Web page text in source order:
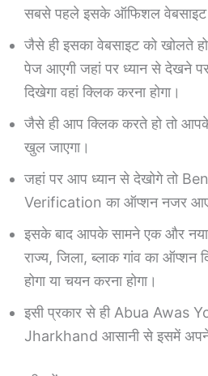
सबसे पहले इसके ऑफिशल वेबसाइट में
जैसे ही इसका वेबसाइट को खोलते
पेज आएगी जहां पर ध्यान से देखने
दिखेगा वहां क्लिक करना होगा।
जैसे ही आप क्लिक करते हो तो
खुल जाएगा।
जहां पर आप ध्यान से देखोगे तो
Verification का ऑप्शन नजर
इसके बाद आपके सामने एक और
राज्य, जिला, ब्लाक गांव का ऑप्शन
होगा या चयन करना होगा।
इसी प्रकार से ही Abua Awas
Jharkhand आसानी से इसमें